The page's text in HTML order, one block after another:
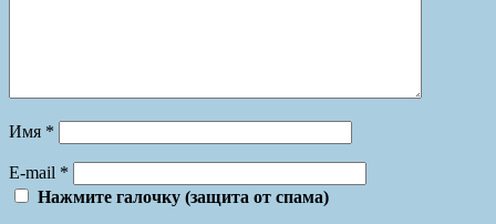
Имя *
E-mail *
Нажмите галочку (защита от спама)